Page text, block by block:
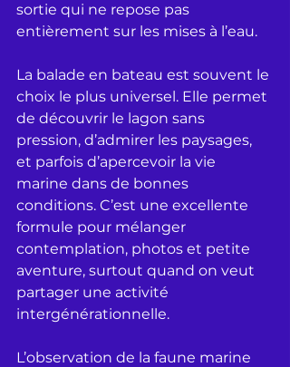
sortie qui ne repose pas
entièrement sur les mises à l’eau.
La balade en bateau est souvent le
choix le plus universel. Elle permet
de découvrir le lagon sans
pression, d’admirer les paysages,
et parfois d’apercevoir la vie
marine dans de bonnes
conditions. C’est une excellente
formule pour mélanger
contemplation, photos et petite
aventure, surtout quand on veut
partager une activité
intergénérationnelle.
L’observation de la faune marine